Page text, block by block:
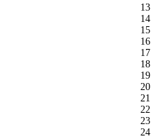
13
14
15
16
17
18
19
20
21
22
23
24